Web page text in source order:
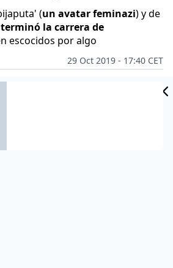
(un avatar feminazi) y de
la carrera de
escocidos por algo
29 Oct 2019 - 17:40 CET